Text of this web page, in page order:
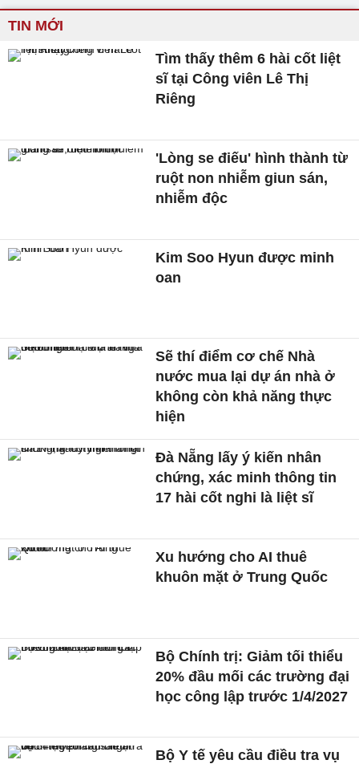
TIN MỚI
Tìm thấy thêm 6 hài cốt liệt
sĩ tại Công viên Lê Thị
Riêng
'Lòng se điếu' hình thành từ
ruột non nhiễm giun sán,
nhiễm độc
Kim Soo Hyun được minh
oan
Sẽ thí điểm cơ chế Nhà
nước mua lại dự án nhà ở
không còn khả năng thực
hiện
Đà Nẵng lấy ý kiến nhân
chứng, xác minh thông tin
17 hài cốt nghi là liệt sĩ
Xu hướng cho AI thuê
khuôn mặt ở Trung Quốc
Bộ Chính trị: Giảm tối thiểu
20% đầu mối các trường đại
học công lập trước 1/4/2027
Bộ Y tế yêu cầu điều tra vụ